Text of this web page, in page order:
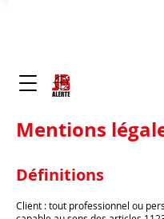
Mentions
Définitions
Client : tout professionnel ou